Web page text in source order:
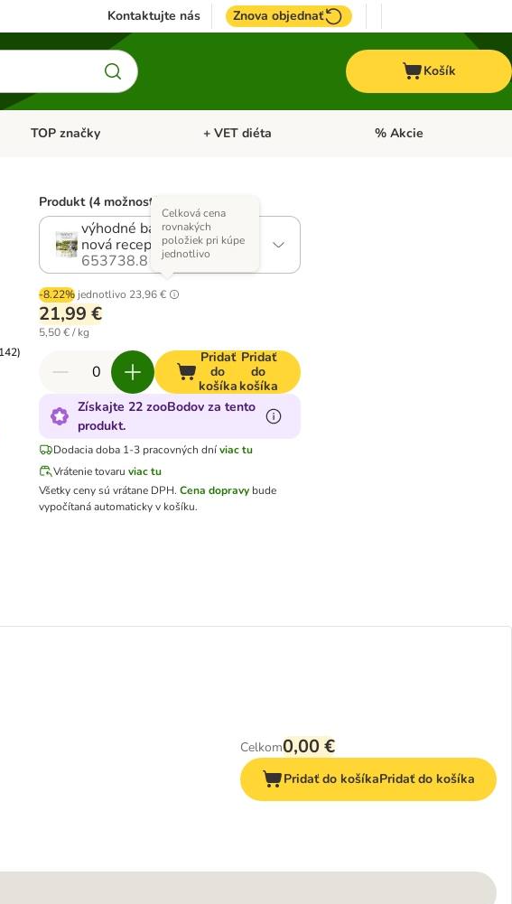
Kontaktujte nás Znova objednať
Košík
Otvoriť menu: Kone
TOP značky Otvoriť menu: TOP značky
+ VET diéta Otvoriť menu: + VET diéta
% Akcie
)
Produkt (4 možností)
výhodné balenie: 4 x 1 kg
nová receptúra
653738.8
-8.22% jednotlivo 23,96 €
Celková cena
rovnakých
položiek pri kúpe
jednotlivo
21,99 €
5,50 € / kg
Pridať
do
košíka
Pridať
do
košíka
Získajte 22 zooBodov za tento
produkt.
Dodacia doba 1-3 pracovných dní viac tu
Vrátenie tovaru viac tu
Všetky ceny sú vrátane DPH. Cena dopravybude
vypočítaná automaticky v košíku.
Celkom0,00 €
Pridať do košíkaPridať do košíka